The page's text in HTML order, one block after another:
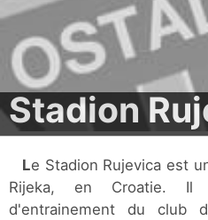
Stadion
Le Stadion Rujevica est un stade de football situé à
Rijeka, en Croatie.
d'entrainement du club